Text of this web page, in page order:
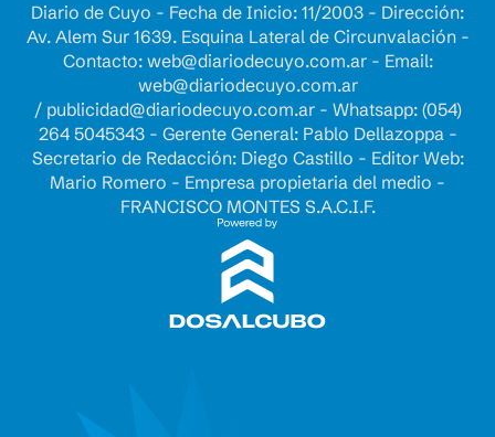
Diario de Cuyo - Fecha de Inicio: 11/2003 - Dirección:
Av. Alem Sur 1639. Esquina Lateral de Circunvalación -
Contacto: web@diariodecuyo.com.ar- Email:
web@diariodecuyo.com.ar
/ publicidad@diariodecuyo.com.ar- Whatsapp: (054)
264 5045343 - Gerente General: Pablo Dellazoppa -
Secretario de Redacción: Diego Castillo - Editor Web:
Mario Romero - Empresa propietaria del medio -
FRANCISCO MONTES S.A.C.I.F.